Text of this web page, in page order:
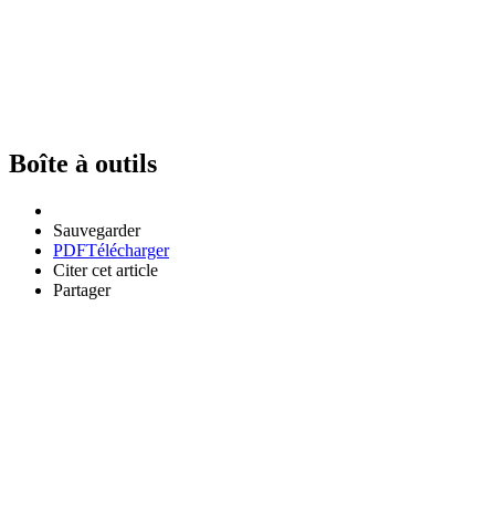
Boîte à outils
Sauvegarder
PDFTélécharger
Citer cet article
Partager